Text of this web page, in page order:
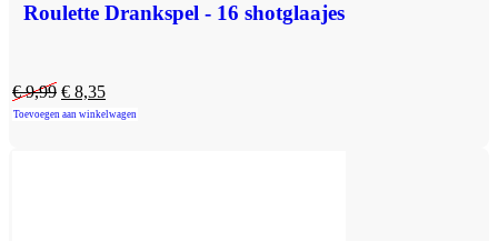
Roulette Drankspel - 16 shotglaajes
€9,99 € 8,35
Toevoegen aan winkelwagen